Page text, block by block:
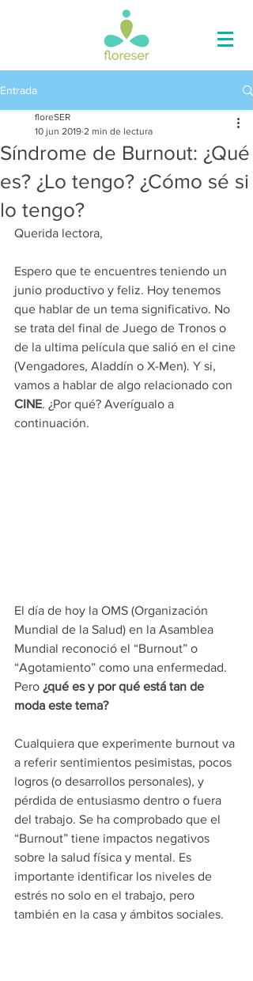
Entrada
Síndrome de Burnout: ¿Qué
es? ¿Lo tengo? ¿Cómo sé si
lo tengo?
floreSER
10 jun 2019 2 min de lectura
Querida lectora,
Espero que te encuentres teniendo un
junio productivo y feliz. Hoy tenemos
que hablar de un tema significativo. No
se trata del final de Juego de Tronos o
de la ultima película que salió en el cine
(Vengadores, Aladdín o X-Men). Y si,
vamos a hablar de algo relacionado con
CINE. ¿Por qué? Averígualo a
continuación.
El día de hoy la OMS (Organización
Mundial de la Salud) en la Asamblea
Mundial reconoció el “Burnout” o
“Agotamiento” como una enfermedad.
Pero ¿qué es y por qué está tan de
moda este tema?
Cualquiera que experimente burnout va
a referir sentimientos pesimistas, pocos
logros (o desarrollos personales), y
pérdida de entusiasmo dentro o fuera
del trabajo. Se ha comprobado que el
“Burnout” tiene impactos negativos
sobre la salud física y mental. Es
importante identificar los niveles de
estrés no solo en el trabajo, pero
también en la casa y ámbitos sociales.